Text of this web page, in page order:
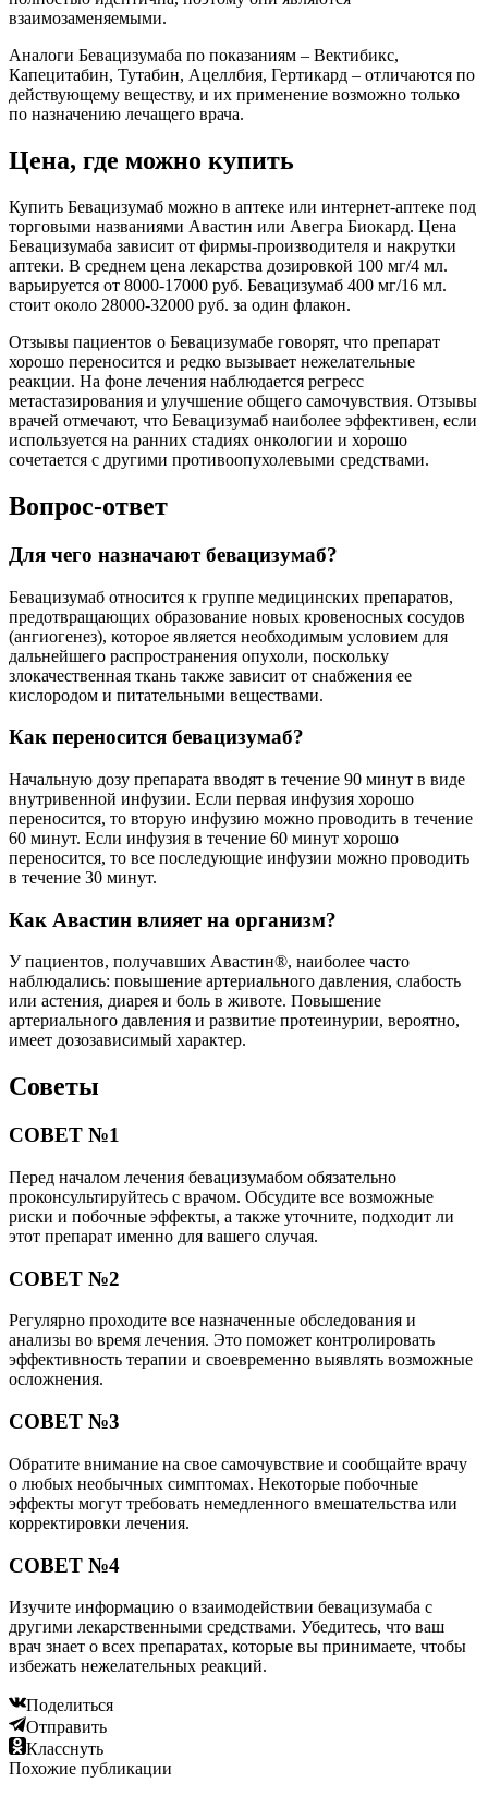
взаимозаменяемыми.
Аналоги Бевацизумаба по показаниям – Вектибикс,
Капецитабин, Тутабин, Ацеллбия, Гертикард – отличаются по
действующему веществу, и их применение возможно только
по назначению лечащего врача.
Цена, где можно купить
Купить Бевацизумаб можно в аптеке или интернет-аптеке под
торговыми названиями Авастин или Авегра Биокард. Цена
Бевацизумаба зависит от фирмы-производителя и накрутки
аптеки. В среднем цена лекарства дозировкой 100 мг/4 мл.
варьируется от 8000-17000 руб. Бевацизумаб 400 мг/16 мл.
стоит около 28000-32000 руб. за один флакон.
Отзывы пациентов о Бевацизумабе говорят, что препарат
хорошо переносится и редко вызывает нежелательные
реакции. На фоне лечения наблюдается регресс
метастазирования и улучшение общего самочувствия. Отзывы
врачей отмечают, что Бевацизумаб наиболее эффективен, если
используется на ранних стадиях онкологии и хорошо
сочетается с другими противоопухолевыми средствами.
Вопрос-ответ
Для чего назначают бевацизумаб?
Бевацизумаб относится к группе медицинских препаратов,
предотвращающих образование новых кровеносных сосудов
(ангиогенез), которое является необходимым условием для
дальнейшего распространения опухоли, поскольку
злокачественная ткань также зависит от снабжения ее
кислородом и питательными веществами.
Как переносится бевацизумаб?
Начальную дозу препарата вводят в течение 90 минут в виде
внутривенной инфузии. Если первая инфузия хорошо
переносится, то вторую инфузию можно проводить в течение
60 минут. Если инфузия в течение 60 минут хорошо
переносится, то все последующие инфузии можно проводить
в течение 30 минут.
Как Авастин влияет на организм?
У пациентов, получавших Авастин®, наиболее часто
наблюдались: повышение артериального давления, слабость
или астения, диарея и боль в животе. Повышение
артериального давления и развитие протеинурии, вероятно,
имеет дозозависимый характер.
Советы
СОВЕТ №1
Перед началом лечения бевацизумабом обязательно
проконсультируйтесь с врачом. Обсудите все возможные
риски и побочные эффекты, а также уточните, подходит ли
этот препарат именно для вашего случая.
СОВЕТ №2
Регулярно проходите все назначенные обследования и
анализы во время лечения. Это поможет контролировать
эффективность терапии и своевременно выявлять возможные
осложнения.
СОВЕТ №3
Обратите внимание на свое самочувствие и сообщайте врачу
о любых необычных симптомах. Некоторые побочные
эффекты могут требовать немедленного вмешательства или
корректировки лечения.
СОВЕТ №4
Изучите информацию о взаимодействии бевацизумаба с
другими лекарственными средствами. Убедитесь, что ваш
врач знает о всех препаратах, которые вы принимаете, чтобы
избежать нежелательных реакций.
Поделиться
Отправить
Класснуть
Похожие публикации